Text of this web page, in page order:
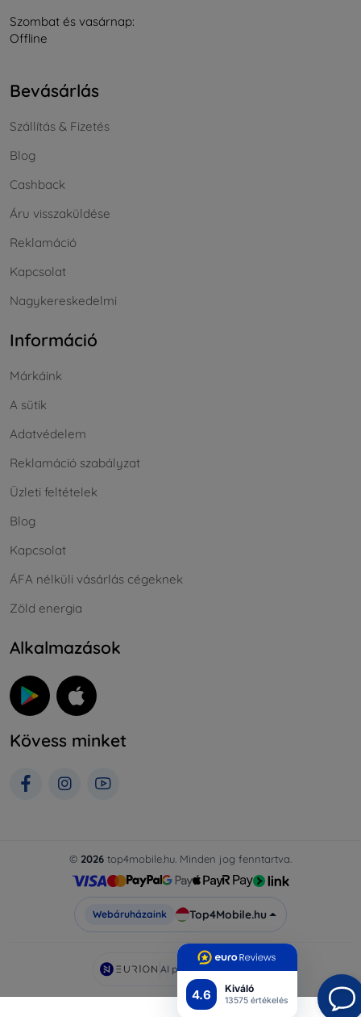
4.6 Kiváló
13575 értékelés
Szombat és vasárnap:
Offline
Bevásárlás
Szállítás & Fizetés
Blog
Cashback
Áru visszaküldése
Reklamáció
Kapcsolat
Nagykereskedelmi
Információ
Márkáink
A sütik
Adatvédelem
Reklamáció szabályzat
Üzleti feltételek
Blog
Kapcsolat
ÁFA nélküli vásárlás cégeknek
Zöld energia
Alkalmazások
Kövess minket
© 2026 top4mobile.hu. Minden jog fenntartva.
Webáruházaink Top4Mobile.hu
AI powered byEurion